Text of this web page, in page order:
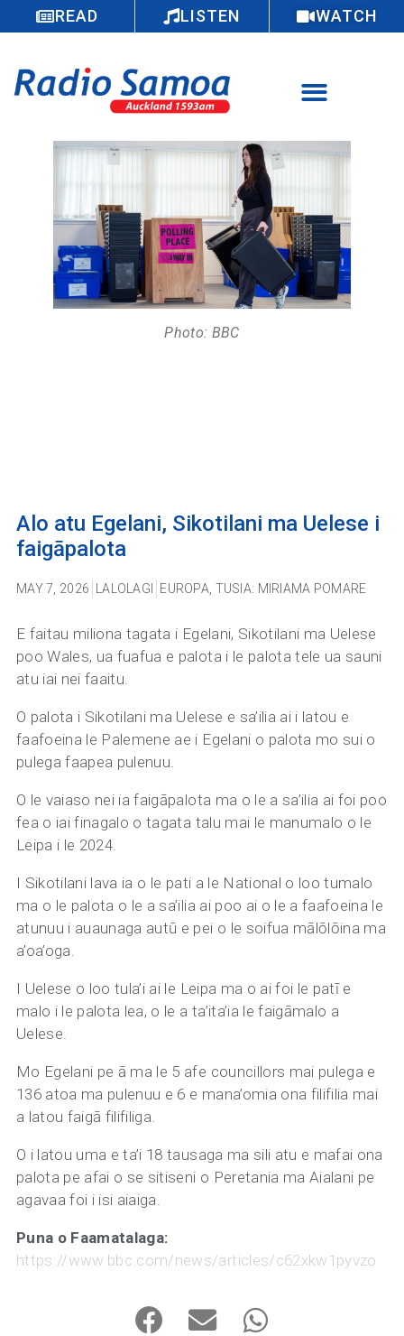
READ LISTEN WATCH
Photo: BBC
Alo atu Egelani, Sikotilani ma Uelese i
faigāpalota
MAY 7, 2026 LALOLAGI EUROPA TUSIA: MIRIAMA POMARE
E faitau miliona tagata i Egelani, Sikotilani ma Uelese
poo Wales, ua fuafua e palota i le palota tele ua sauni
atu iai nei faaitu.
O palota i Sikotilani ma Uelese e sa’ilia ai i latou e
faafoeina le Palemene ae i Egelani o palota mo sui o
pulega faapea pulenuu.
O le vaiaso nei ia faigāpalota ma o le a sa’ilia ai foi poo
fea o iai finagalo o tagata talu mai le manumalo o le
Leipa i le 2024.
I Sikotilani lava ia o le pati a le National o loo tumalo
ma o le palota o le a sa’ilia ai poo ai o le a faafoeina le
atunuu i auaunaga autū e pei o le soifua mālōlōina ma
a’oa’oga.
I Uelese o loo tula’i ai le Leipa ma o ai foi le patī e
malo i le palota lea, o le a ta’ita’ia le faigāmalo a
Uelese.
Mo Egelani pe ā ma le 5 afe councillors mai pulega e
136 atoa ma pulenuu e 6 e mana’omia ona filifilia mai
a latou faigā filifiliga.
O i latou uma e ta’i 18 tausaga ma sili atu e mafai ona
palota pe afai o se sitiseni o Peretania ma Aialani pe
agavaa foi i isi aiaiga.
Puna o Faamatalaga:
https://www.bbc.com/news/articles/c62xkw1pyvzo